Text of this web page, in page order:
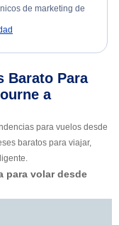
de marketing de
Barato Para
a
para vuelos desde
baratos para viajar,
para volar desde